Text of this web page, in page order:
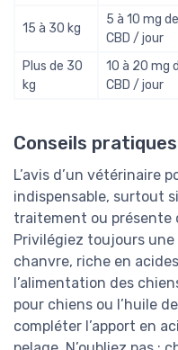
15 à 30 kg
5 à 10 mg de
CBD / jour
Plus de 30
kg
10 à 20 mg
CBD / jour
Conseils
L’avis d’un vétérinaire
indispensable, surtout
traitement ou présente
Privilégiez toujours une
chanvre, riche en
l’alimentation des
pour chiens ou l’huile
compléter l’apport en